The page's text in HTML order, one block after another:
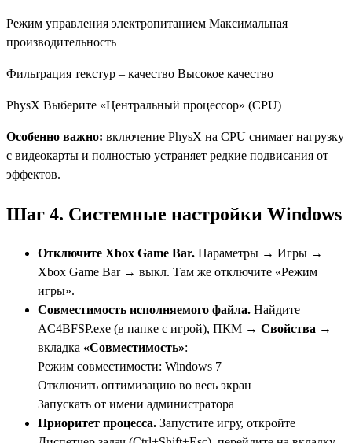
Режим управления электропитанием Максимальная
производительность
Фильтрация текстур – качество Высокое качество
PhysX Выберите «Центральный процессор» (CPU)
Особенно важно: включение PhysX на CPU снимает нагрузку
с видеокарты и полностью устраняет редкие подвисания от
эффектов.
Шаг 4. Системные настройки Windows
Отключите Xbox Game Bar. Параметры → Игры →
Xbox Game Bar → выкл. Там же отключите «Режим
игры».
Совместимость исполняемого файла. Найдите
AC4BFSP.exe (в папке с игрой), ПКМ → Свойства →
вкладка «Совместимость»:
Режим совместимости: Windows 7
Отключить оптимизацию во весь экран
Запускать от имени администратора
Приоритет процесса. Запустите игру, откройте